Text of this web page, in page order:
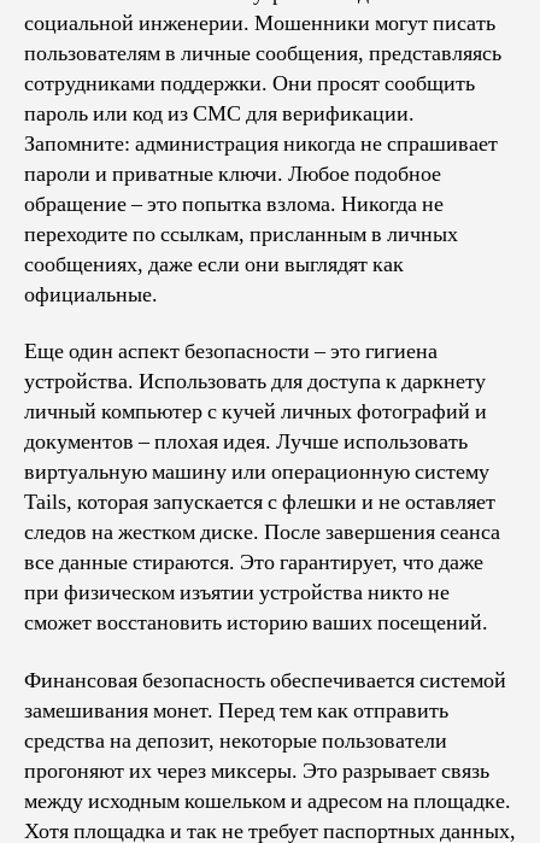
социальной инженерии. Мошенники могут писать
пользователям в личные сообщения, представляясь
сотрудниками поддержки. Они просят сообщить
пароль или код из СМС для верификации.
Запомните: администрация никогда не спрашивает
пароли и приватные ключи. Любое подобное
обращение – это попытка взлома. Никогда не
переходите по ссылкам, присланным в личных
сообщениях, даже если они выглядят как
официальные.
Еще один аспект безопасности – это гигиена
устройства. Использовать для доступа к даркнету
личный компьютер с кучей личных фотографий и
документов – плохая идея. Лучше использовать
виртуальную машину или операционную систему
Tails, которая запускается с флешки и не оставляет
следов на жестком диске. После завершения сеанса
все данные стираются. Это гарантирует, что даже
при физическом изъятии устройства никто не
сможет восстановить историю ваших посещений.
Финансовая безопасность обеспечивается системой
замешивания монет. Перед тем как отправить
средства на депозит, некоторые пользователи
прогоняют их через миксеры. Это разрывает связь
между исходным кошельком и адресом на площадке.
Хотя площадка и так не требует паспортных данных,